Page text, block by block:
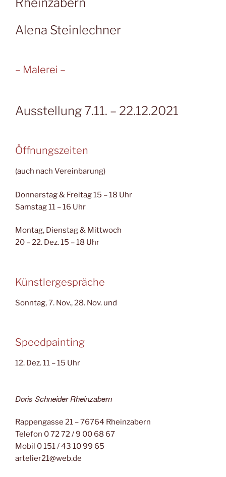
Alena Steinlechner
– Malerei –
Ausstellung 7.11. – 22.12.2021
Öffnungszeiten
(auch nach Vereinbarung)
Donnerstag & Freitag 15 – 18 Uhr
Samstag 11 – 16 Uhr
Montag, Dienstag & Mittwoch
20 – 22. Dez. 15 – 18 Uhr
Künstlergespräche
Sonntag, 7. Nov., 28. Nov. und
Speedpainting
12. Dez. 11 – 15 Uhr
Doris Schneider Rheinzabern
Rappengasse 21 – 76764 Rheinzabern
Telefon 0 72 72 / 9 00 68 67
Mobil 0 151 / 43 10 99 65
artelier21@web.de